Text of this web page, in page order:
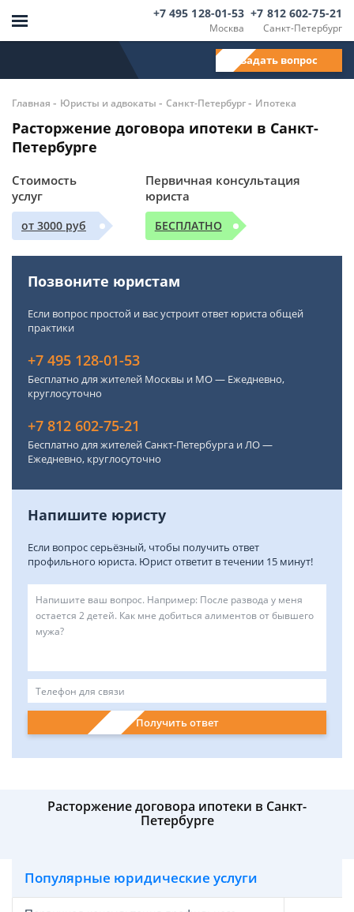
Москва
+7 495 128-01-53
Санкт-Петербург
+7 812 602-75-21
Задать вопрос
Главная - Юристы и адвокаты - Санкт-Петербург- Ипотека
Расторжение договора ипотеки в Санкт-
Петербурге
Стоимость
услуг
от 3000 руб
Первичная консультация
юриста
БЕСПЛАТНО
Позвоните юристам
Если вопрос простой и вас устроит ответ юриста общей
практики
+7 495 128-01-53
Бесплатно для жителей Москвы и МО — Ежедневно,
круглосуточно
+7 812 602-75-21
Бесплатно для жителей Санкт-Петербурга и ЛО —
Ежедневно, круглосуточно
Напишите юристу
Если вопрос серьёзный, чтобы получить ответ
профильного юриста. Юрист ответит в течении 15 минут!
Получить ответ
Расторжение договора ипотеки в Санкт-
Петербурге
Популярные юридические услуги